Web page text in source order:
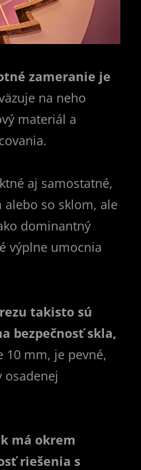
zameranie je
na neho
materiál a
aj samostatné,
alebo so sklom, ale
dominantný
výplne umocnia
takisto sú
bezpečnosť skla,
10 mm, je pevné,
osadenej
má okrem
riešenia s